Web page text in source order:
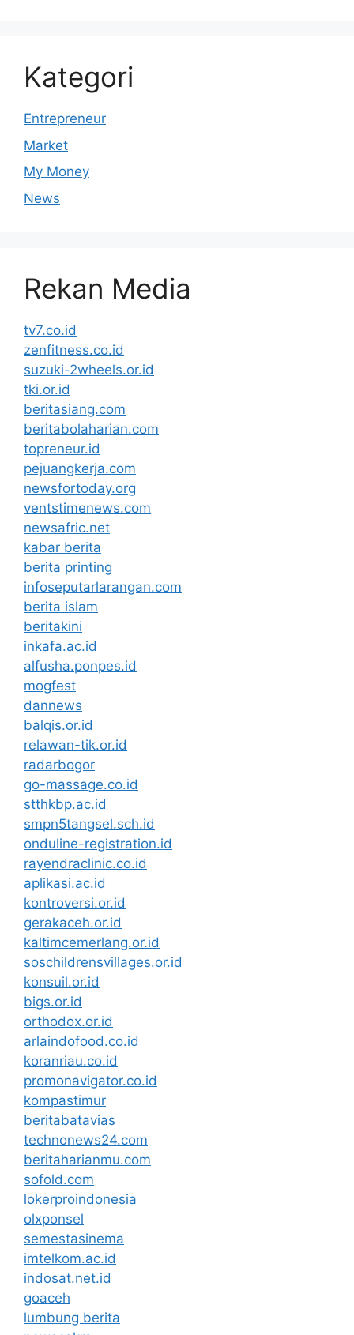
Kategori
Entrepreneur
Market
My Money
News
Rekan Media
tv7.co.id
zenfitness.co.id
suzuki-2wheels.or.id
tki.or.id
beritasiang.com
beritabolaharian.com
topreneur.id
pejuangkerja.com
newsfortoday.org
ventstimenews.com
newsafric.net
kabar berita
berita printing
infoseputarlarangan.com
berita islam
beritakini
inkafa.ac.id
alfusha.ponpes.id
mogfest
dannews
balqis.or.id
relawan-tik.or.id
radarbogor
go-massage.co.id
stthkbp.ac.id
smpn5tangsel.sch.id
onduline-registration.id
rayendraclinic.co.id
aplikasi.ac.id
kontroversi.or.id
gerakaceh.or.id
kaltimcemerlang.or.id
soschildrensvillages.or.id
konsuil.or.id
bigs.or.id
orthodox.or.id
arlaindofood.co.id
koranriau.co.id
promonavigator.co.id
kompastimur
beritabatavias
technonews24.com
beritaharianmu.com
sofold.com
lokerproindonesia
olxponsel
semestasinema
imtelkom.ac.id
indosat.net.id
goaceh
lumbung berita